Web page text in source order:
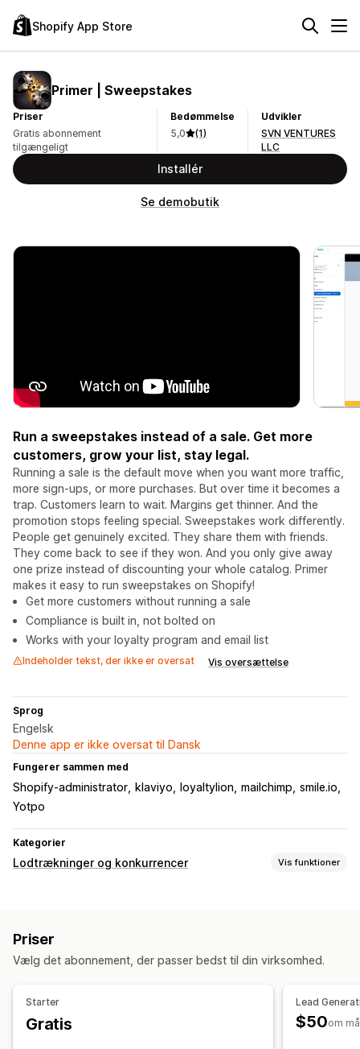
Shopify App Store
Primer | Sweepstakes
Priser
Gratis abonnement
tilgængeligt
Bedømmelse
5,0
(1)
Udvikler
SVN VENTURES
LLC
Installér
Se demobutik
Run a sweepstakes instead of a sale. Get more
customers, grow your list, stay legal.
Running a sale is the default move when you want more traffic,
more sign-ups, or more purchases. But over time it becomes a
trap. Customers learn to wait. Margins get thinner. And the
promotion stops feeling special. Sweepstakes work differently.
People get genuinely excited. They share them with friends.
They come back to see if they won. And you only give away
one prize instead of discounting your whole catalog. Primer
makes it easy to run sweepstakes on Shopify!
Get more customers without running a sale
Compliance is built in, not bolted on
Works with your loyalty program and email list
Indeholder tekst, der ikke er oversat Vis oversættelse
Sprog
Engelsk
Denne app er ikke oversat til Dansk
Fungerer sammen med
Shopify-administrator klaviyo loyaltylion mailchimp smile.io
Yotpo
Kategorier
Lodtrækninger og konkurrencer Vis funktioner
Tilpasning
Priser
Vælg det abonnement, der passer bedst til din virksomhed.
Starter
Gratis
Lead
$50om